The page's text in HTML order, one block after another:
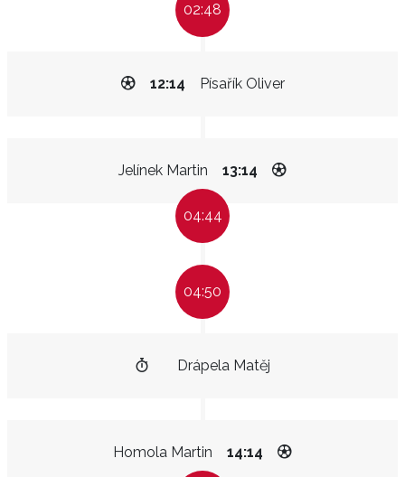
02:48
Písařík Oliver
12:14
Jelínek Martin 13:14
04:44
04:50
Drápela Matěj
Homola Martin 14:14